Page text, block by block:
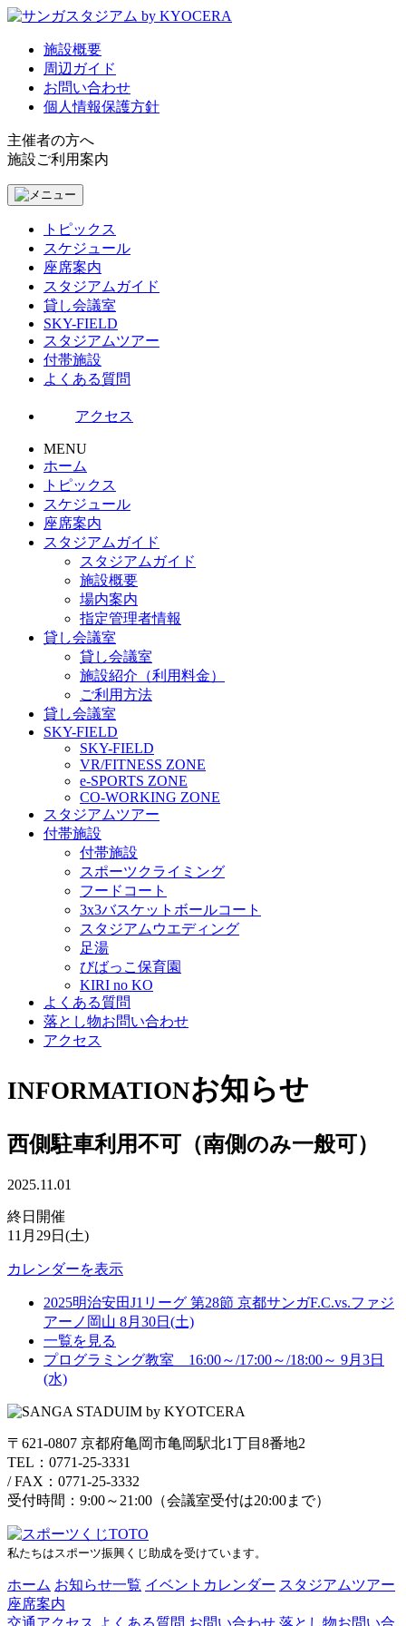
施設概要
周辺ガイド
お問い合わせ
個人情報保護方針
主催者の方へ
施設ご利用案内
トピックス
スケジュール
座席案内
スタジアムガイド
貸し会議室
SKY-FIELD
スタジアムツアー
付帯施設
よくある質問
アクセス
MENU
ホーム
トピックス
スケジュール
座席案内
スタジアムガイド
スタジアムガイド
施設概要
場内案内
指定管理者情報
貸し会議室
貸し会議室
施設紹介（利用料金）
ご利用方法
貸し会議室
SKY-FIELD
SKY-FIELD
VR/FITNESS ZONE
e-SPORTS ZONE
CO-WORKING ZONE
スタジアムツアー
付帯施設
付帯施設
スポーツクライミング
フードコート
3x3バスケットボールコート
スタジアムウエディング
足湯
びばっこ保育園
KIRI no KO
よくある質問
落とし物お問い合わせ
アクセス
INFORMATIONお知らせ
西側駐車利用不可（南側のみ一般可）
2025.11.01
西
側
車
（南
の
一
般
可）
終日開催
11月29日(土)
カレンダーを表示
2025明治安田J1リーグ 第28節 京都サンガF.C.vs.ファジ
アーノ岡山 8月30日(土)
一覧を見る
プログラミング教室 16:00～/17:00～/18:00～ 9月3日
(水)
〒621-0807 京都府亀岡市亀岡駅北1丁目8番地2
TEL：0771-25-3331
/FAX：0771-25-3332
受付時間：9:00～21:00（会議室受付は20:00まで）
私たちはスポーツ振興くじ助成を受けています。
ホーム お知らせ一覧 イベントカレンダー スタジアムツアー
座席案内
交通アクセス
よくある質問 お問い合わせ 落とし物お問い合